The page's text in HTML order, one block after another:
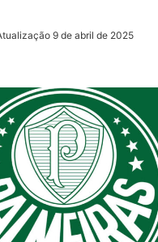
9 de abril de 2025